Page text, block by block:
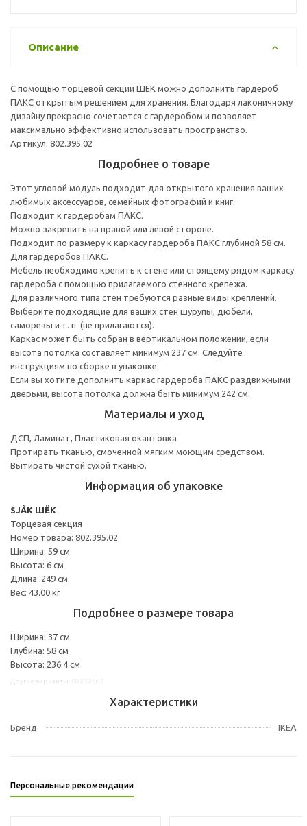
Описание
С помощью торцевой секции ШЁК можно дополнить гардероб
ПАКС открытым решением для хранения. Благодаря лаконичному
дизайну прекрасно сочетается с гардеробом и позволяет
максимально эффективно использовать пространство.
Артикул: 802.395.02
Подробнее о товаре
Этот угловой модуль подходит для открытого хранения ваших
любимых аксессуаров, семейных фотографий и книг.
Подходит к гардеробам ПАКС.
Можно закрепить на правой или левой стороне.
Подходит по размеру к каркасу гардероба ПАКС глубиной 58 см.
Для гардеробов ПАКС.
Мебель необходимо крепить к стене или стоящему рядом каркасу
гардероба с помощью прилагаемого стенного крепежа.
Для различного типа стен требуются разные виды креплений.
Выберите подходящие для ваших стен шурупы, дюбели,
саморезы и т. п. (не прилагаются).
Каркас может быть собран в вертикальном положении, если
высота потолка составляет минимум 237 см. Следуйте
инструкциям по сборке в упаковке.
Если вы хотите дополнить каркас гардероба ПАКС раздвижными
дверьми, высота потолка должна быть минимум 242 см.
Материалы и уход
ДСП, Ламинат, Пластиковая окантовка
Протирать тканью, смоченной мягким моющим средством.
Вытирать чистой сухой тканью.
Информация об упаковке
SJÅK ШЁК
Торцевая секция
Номер товара: 802.395.02
Ширина: 59 см
Высота: 6 см
Длина: 249 см
Вес: 43.00 кг
Подробнее о размере товара
Ширина: 37 см
Глубина: 58 см
Высота: 236.4 см
Характеристики
Бренд IKEA
Персональные рекомендации